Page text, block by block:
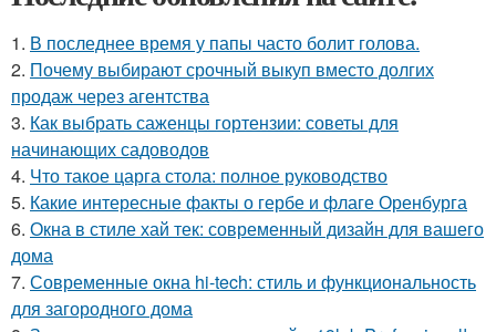
1. В последнее время у папы часто болит голова.
2. Почему выбирают срочный выкуп вместо долгих
продаж через агентства
3. Как выбрать саженцы гортензии: советы для
начинающих садоводов
4. Что такое царга стола: полное руководство
5. Какие интересные факты о гербе и флаге Оренбурга
6. Окна в стиле хай тек: современный дизайн для вашего
дома
7. Современные окна hi-tech: стиль и функциональность
для загородного дома